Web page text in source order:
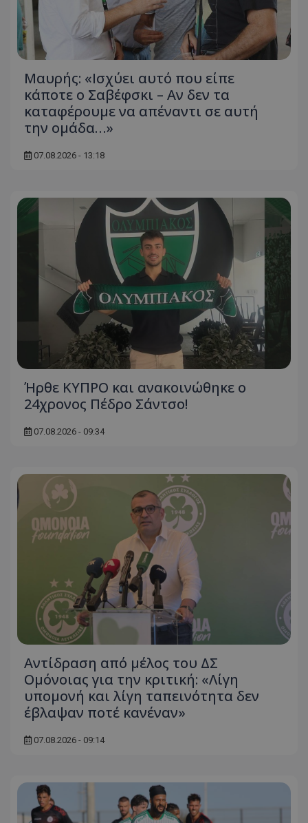
Μαυρής: «Ισχύει αυτό που είπε
κάποτε ο Σαβέφσκι – Αν δεν τα
καταφέρουμε να απέναντι σε αυτή
την ομάδα…»
07.08.2026 - 13:18
Ήρθε ΚΥΠΡΟ και ανακοινώθηκε ο
24χρονος Πέδρο Σάντσο!
07.08.2026 - 09:34
Αντίδραση από μέλος του ΔΣ
Ομόνοιας για την κριτική: «Λίγη
υπομονή και λίγη ταπεινότητα δεν
έβλαψαν ποτέ κανέναν»
07.08.2026 - 09:14